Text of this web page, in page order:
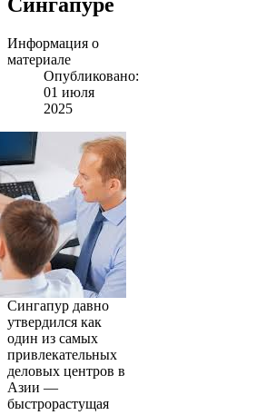
Информация о
материале
Опубликовано:
01 июля
2025
Сингапур давно
утвердился как
один из самых
привлекательных
деловых центров в
Азии —
быстрорастущая